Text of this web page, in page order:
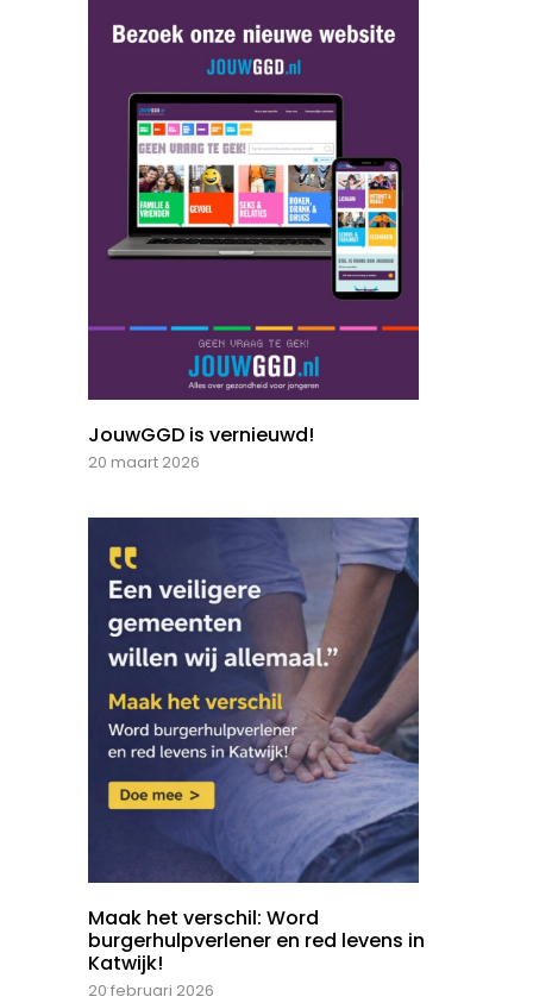
JouwGGD is vernieuwd!
20 maart 2026
Maak het verschil: Word
burgerhulpverlener en red levens in
Katwijk!
20 februari 2026